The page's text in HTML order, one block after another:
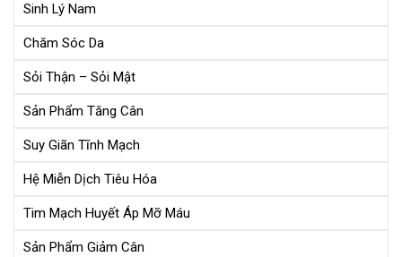
Sinh Lý Nam
Chăm Sóc Da
Sỏi Thận – Sỏi Mật
Sản Phẩm Tăng Cân
Suy Giãn Tĩnh Mạch
Hệ Miễn Dịch Tiêu Hóa
Tim Mạch Huyết Áp Mỡ Máu
Sản Phẩm Giảm Cân